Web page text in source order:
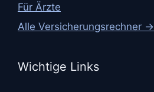
Für Ärzte
Alle Versicherungsrechner →
Wichtige Links